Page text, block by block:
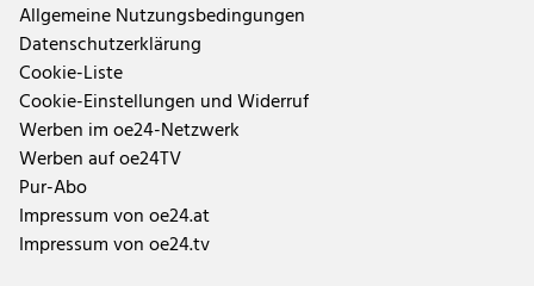
Allgemeine Nutzungsbedingungen
Datenschutzerklärung
Cookie-Liste
Cookie-Einstellungen und Widerruf
Werben im oe24-Netzwerk
Werben auf oe24TV
Pur-Abo
Impressum von oe24.at
Impressum von oe24.tv